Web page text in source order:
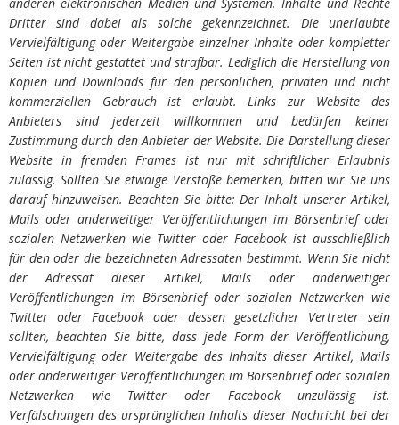
anderen elektronischen Medien und Systemen. Inhalte und Rechte
Dritter sind dabei als solche gekennzeichnet. Die unerlaubte
Vervielfältigung oder Weitergabe einzelner Inhalte oder kompletter
Seiten ist nicht gestattet und strafbar. Lediglich die Herstellung von
Kopien und Downloads für den persönlichen, privaten und nicht
kommerziellen Gebrauch ist erlaubt. Links zur Website des
Anbieters sind jederzeit willkommen und bedürfen keiner
Zustimmung durch den Anbieter der Website. Die Darstellung dieser
Website in fremden Frames ist nur mit schriftlicher Erlaubnis
zulässig. Sollten Sie etwaige Verstöße bemerken, bitten wir Sie uns
darauf hinzuweisen. Beachten Sie bitte: Der Inhalt unserer Artikel,
Mails oder anderweitiger Veröffentlichungen im Börsenbrief oder
sozialen Netzwerken wie Twitter oder Facebook ist ausschließlich
für den oder die bezeichneten Adressaten bestimmt. Wenn Sie nicht
der Adressat dieser Artikel, Mails oder anderweitiger
Veröffentlichungen im Börsenbrief oder sozialen Netzwerken wie
Twitter oder Facebook oder dessen gesetzlicher Vertreter sein
sollten, beachten Sie bitte, dass jede Form der Veröffentlichung,
Vervielfältigung oder Weitergabe des Inhalts dieser Artikel, Mails
oder anderweitiger Veröffentlichungen im Börsenbrief oder sozialen
Netzwerken wie Twitter oder Facebook unzulässig ist.
Verfälschungen des ursprünglichen Inhalts dieser Nachricht bei der